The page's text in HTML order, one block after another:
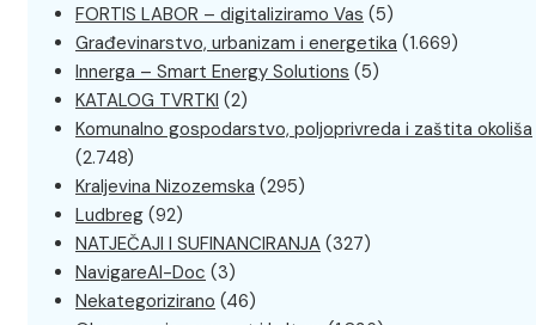
FORTIS LABOR – digitaliziramo Vas (5)
Građevinarstvo, urbanizam i energetika (1.669)
Innerga – Smart Energy Solutions (5)
KATALOG TVRTKI (2)
Komunalno gospodarstvo, poljoprivreda i zaštita okoliša
(2.748)
Kraljevina Nizozemska (295)
Ludbreg (92)
NATJEČAJI I SUFINANCIRANJA (327)
NavigareAI-Doc (3)
Nekategorizirano (46)